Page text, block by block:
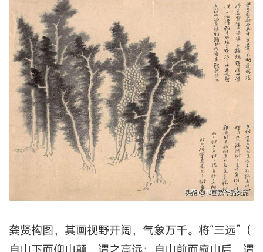
龚贤构图，其画视野开阔，气象万千。将“三远”（